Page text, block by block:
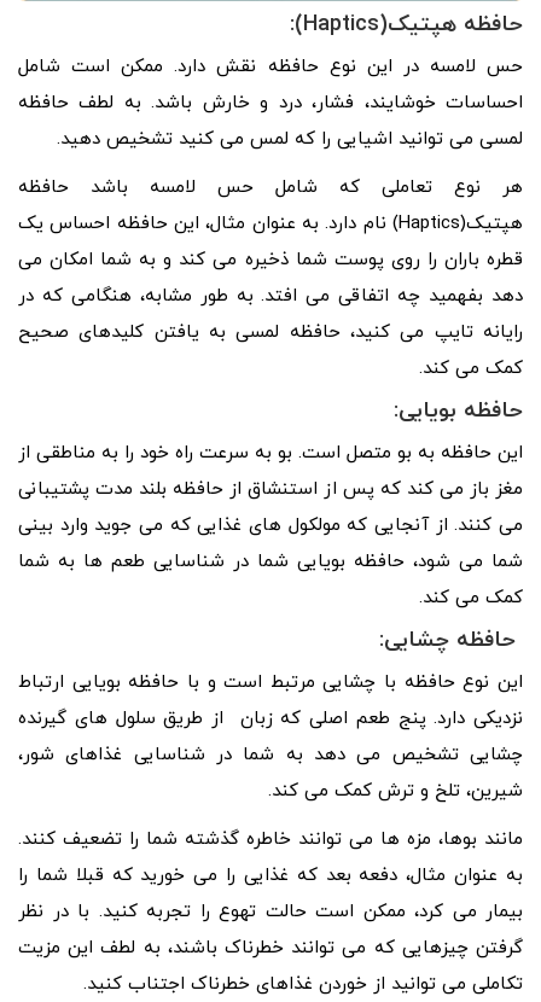
حافظه هپتیک(Haptics):
حس لامسه در این نوع حافظه نقش دارد. ممکن است شامل
احساسات خوشایند، فشار، درد و خارش باشد. به لطف حافظه
لمسی می توانید اشیایی را که لمس می کنید تشخیص دهید.
هر نوع تعاملی که شامل حس لامسه باشد حافظه
هپتیک(Haptics) نام دارد. به عنوان مثال، این حافظه احساس یک
قطره باران را روی پوست شما ذخیره می کند و به شما امکان می
دهد بفهمید چه اتفاقی می افتد. به طور مشابه، هنگامی که در
رایانه تایپ می کنید، حافظه لمسی به یافتن کلیدهای صحیح
کمک می کند.
حافظه بویایی:
این حافظه به بو متصل است. بو به سرعت راه خود را به مناطقی از
مغز باز می کند که پس از استنشاق از حافظه بلند مدت پشتیبانی
می کنند. از آنجایی که مولکول های غذایی که می جوید وارد بینی
شما می شود، حافظه بویایی شما در شناسایی طعم ها به شما
کمک می کند.
حافظه چشایی:
این نوع حافظه با چشایی مرتبط است و با حافظه بویایی ارتباط
نزدیکی دارد. پنج طعم اصلی که زبان از طریق سلول های گیرنده
چشایی تشخیص می دهد به شما در شناسایی غذاهای شور،
شیرین، تلخ و ترش کمک می کند.
مانند بوها، مزه ها می توانند خاطره گذشته شما را تضعیف کنند.
به عنوان مثال، دفعه بعد که غذایی را می خورید که قبلا شما را
بیمار می کرد، ممکن است حالت تهوع را تجربه کنید. با در نظر
گرفتن چیزهایی که می توانند خطرناک باشند، به لطف این مزیت
تکاملی می توانید از خوردن غذاهای خطرناک اجتناب کنید.